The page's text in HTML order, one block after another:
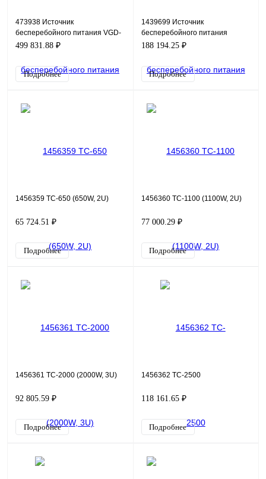
473938 Источник
бесперебойного питания VGD-
II-10K33
499 831.88 ₽
Подробнее
1439699 Источник
бесперебойного питания
Macan MAC-6000
188 194.25 ₽
Подробнее
1456359 TC-650 (650W, 2U)
65 724.51 ₽
Подробнее
1456360 TC-1100 (1100W, 2U)
77 000.29 ₽
Подробнее
1456361 TC-2000 (2000W, 3U)
92 805.59 ₽
Подробнее
1456362 TC-2500
118 161.65 ₽
Подробнее